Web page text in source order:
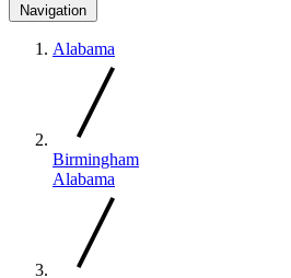
Navigation
Alabama
Birmingham
Alabama